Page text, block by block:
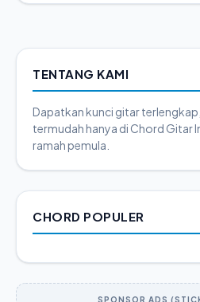
TENTANG KAMI
Dapatkan kunci gitar
termudah hanya di Chord Gitar
ramah pemula.
CHORD POPULER
SPONSOR ADS